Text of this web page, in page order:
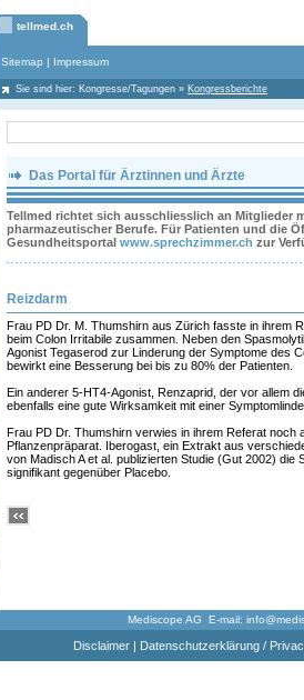
tellmed.ch
Sitemap | Impressum
Sie sind hier: Kongresse/Tagungen » Kongressberichte
Das Portal für Ärztinnen und Ärzte
Tellmed richtet sich ausschliesslich an Mitglieder
pharmazeutischer Berufe. Für Patienten und die
Gesundheitsportal www.sprechzimmer.ch zur
Reizdarm
Frau PD Dr. M. Thumshirn aus Zürich fasste in ihrem
beim Colon Irritabile zusammen. Neben den
Agonist Tegaserod zur Linderung der Symptome des
bewirkt eine Besserung bei bis zu 80% der Patienten.
Ein anderer 5-HT4-Agonist, Renzaprid, der vor allem
ebenfalls eine gute Wirksamkeit mit einer
Frau PD Dr. Thumshirn verwies in ihrem Referat noch
Pflanzenpräparat. Iberogast, ein Extrakt aus
von Madisch A et al. publizierten Studie (Gut 2002) die
signifikant gegenüber Placebo.
Mediscope AG E-mail:
Disclaimer| Datenschutzerklärung /